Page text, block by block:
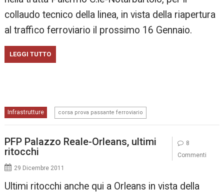
collaudo tecnico della linea, in vista della riapertura
al traffico ferroviario il prossimo 16 Gennaio.
LEGGI TUTTO
Infrastrutture corsa prova passante ferroviario
PFP Palazzo Reale-Orleans, ultimi
ritocchi
29 Dicembre 2011
Ultimi ritocchi anche qui a Orleans in vista della
8
Commenti